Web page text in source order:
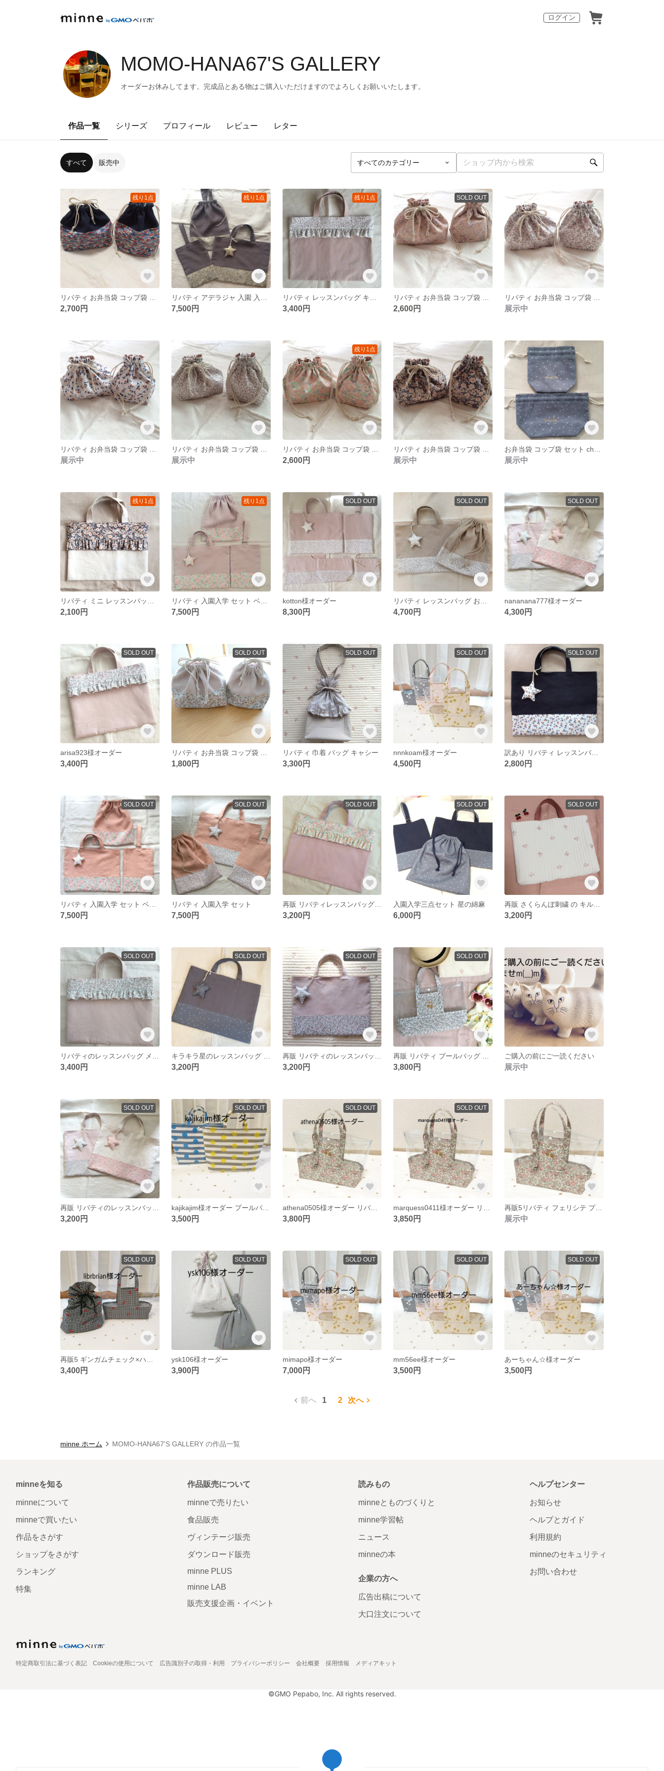
ログイン
MOMO-HANA67'S GALLERY
オーダーお休みしてます。完成品とある物はご購入いただけますのでよろしくお願いいたします。
作品一覧 シリーズ プロフィール レビュー レター
すべて 販売中
残り1点
2,700円
残り1点
7,500円
残り1点
3,400円
SOLD OUT
2,600円 展示中
展示中 展示中
残り1点
2,600円 展示中 展示中
残り1点
2,100円
残り1点
リバティ 入園入学 セット ベッツイ
7,500円
SOLD OUT
kotton様オーダー
8,300円
SOLD OUT
4,700円
SOLD OUT
nananana777様オーダー
4,300円
SOLD OUT
arisa923様オーダー
3,400円
SOLD OUT
1,800円
SOLD OUT
リバティ 巾着 バッグ キャシー
3,300円
SOLD OUT
nnnkoam様オーダー
4,500円
SOLD OUT
訳あり リバティ レッスンバッグ フローティングフローラ お星さまのチャームつき
2,800円
SOLD OUT
7,500円
SOLD OUT
リバティ 入園入学 セット
7,500円
SOLD OUT
再販 リバティレッスンバッグ ベッツィ
3,200円
SOLD OUT
入園入学三点セット 星の綿麻
6,000円
SOLD OUT
3,200円
SOLD OUT
3,400円
SOLD OUT
3,200円
SOLD OUT
3,200円
SOLD OUT
3,800円
ご購入の前にご一読ください
展示中
SOLD OUT
3,200円
SOLD OUT
kajikajim様オーダー プールバッグ
3,500円
SOLD OUT
athena0505様オーダー リバティ フェリシテ プールバッグ あずきミルク
3,800円
SOLD OUT
3,850円
再販5リバティ フェリシテ プールバッグ あずきミルク
展示中
SOLD OUT
3,400円
SOLD OUT
ysk106様オーダー
3,900円
SOLD OUT
mimapo様オーダー
7,000円
SOLD OUT
mm56ee様オーダー
3,500円
SOLD OUT
あーちゃん☆様オーダー
3,500円
前へ 1 2 次へ
minne ホーム MOMO-HANA67'S GALLERY の作品一覧
minneを知る
minneについて
minneで買いたい
作品をさがす
ショップをさがす
ランキング
特集
作品販売について
minneで売りたい
食品販売
ヴィンテージ販売
ダウンロード販売
minne PLUS
minne LAB
販売支援企画・イベント
読みもの
minneとものづくりと
minne学習帖
ニュース
minneの本
企業の方へ
広告出稿について
大口注文について
ヘルプセンター
お知らせ
ヘルプとガイド
利用規約
minneのセキュリティ
お問い合わせ
特定商取引法に基づく表記 Cookieの使用について 広告識別子の取得・利用 プライバシーポリシー 会社概要 採用情報 メディアキット
©GMO Pepabo, Inc. All rights reserved.